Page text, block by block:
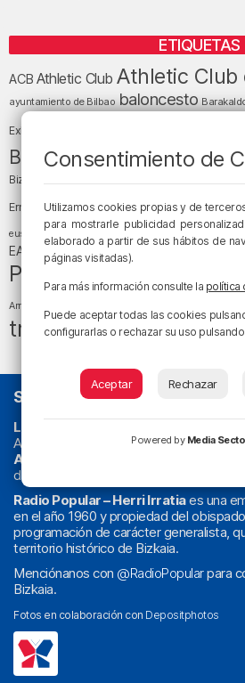
ETIQUETAS
ACB Athletic Club Athletic Club
ayuntamiento de Bilbao baloncesto
Exhibition Center)
Bizkaia y sus comarcas Copa
Bizkaia
Ernesto Valverde Ertzaintza Euskadi
euskera fiestas fútbol Gobierno vasco
EA Sports
Liga Endesa música
Política
Arriaga tiempo
tráfico en Bizkaia
SOBRE NOSOTROS
La radio sin cadenas
Actualidad y
podcastdeBilbaoy
Athletic
deportes, sociedad, cultura, política,
Radio Popular – Herri Irratiaes una
en el año 1960 y propiedad del
programación de carácter generalista,
territorio histórico de Bizkaia.
Menciónanos con @RadioPopularpara
Bizkaia.
Fotos en colaboración con Depositphotos
Consentimiento de
Utilizamos cookies propias y de
para mostrarle publicidad
elaborado a partir de sus hábitos de
páginas visitadas).
Para más información consulte la política
Puede aceptar todas las cookies
configurarlas o rechazar su uso
Aceptar Rechazar
Powered by Media